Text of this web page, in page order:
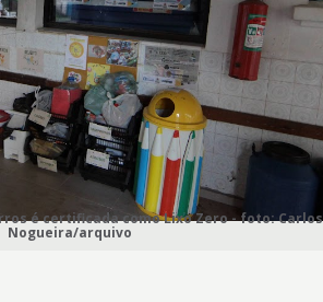
é certificada como Lixo Zero - foto: Carlos
Nogueira/arquivo